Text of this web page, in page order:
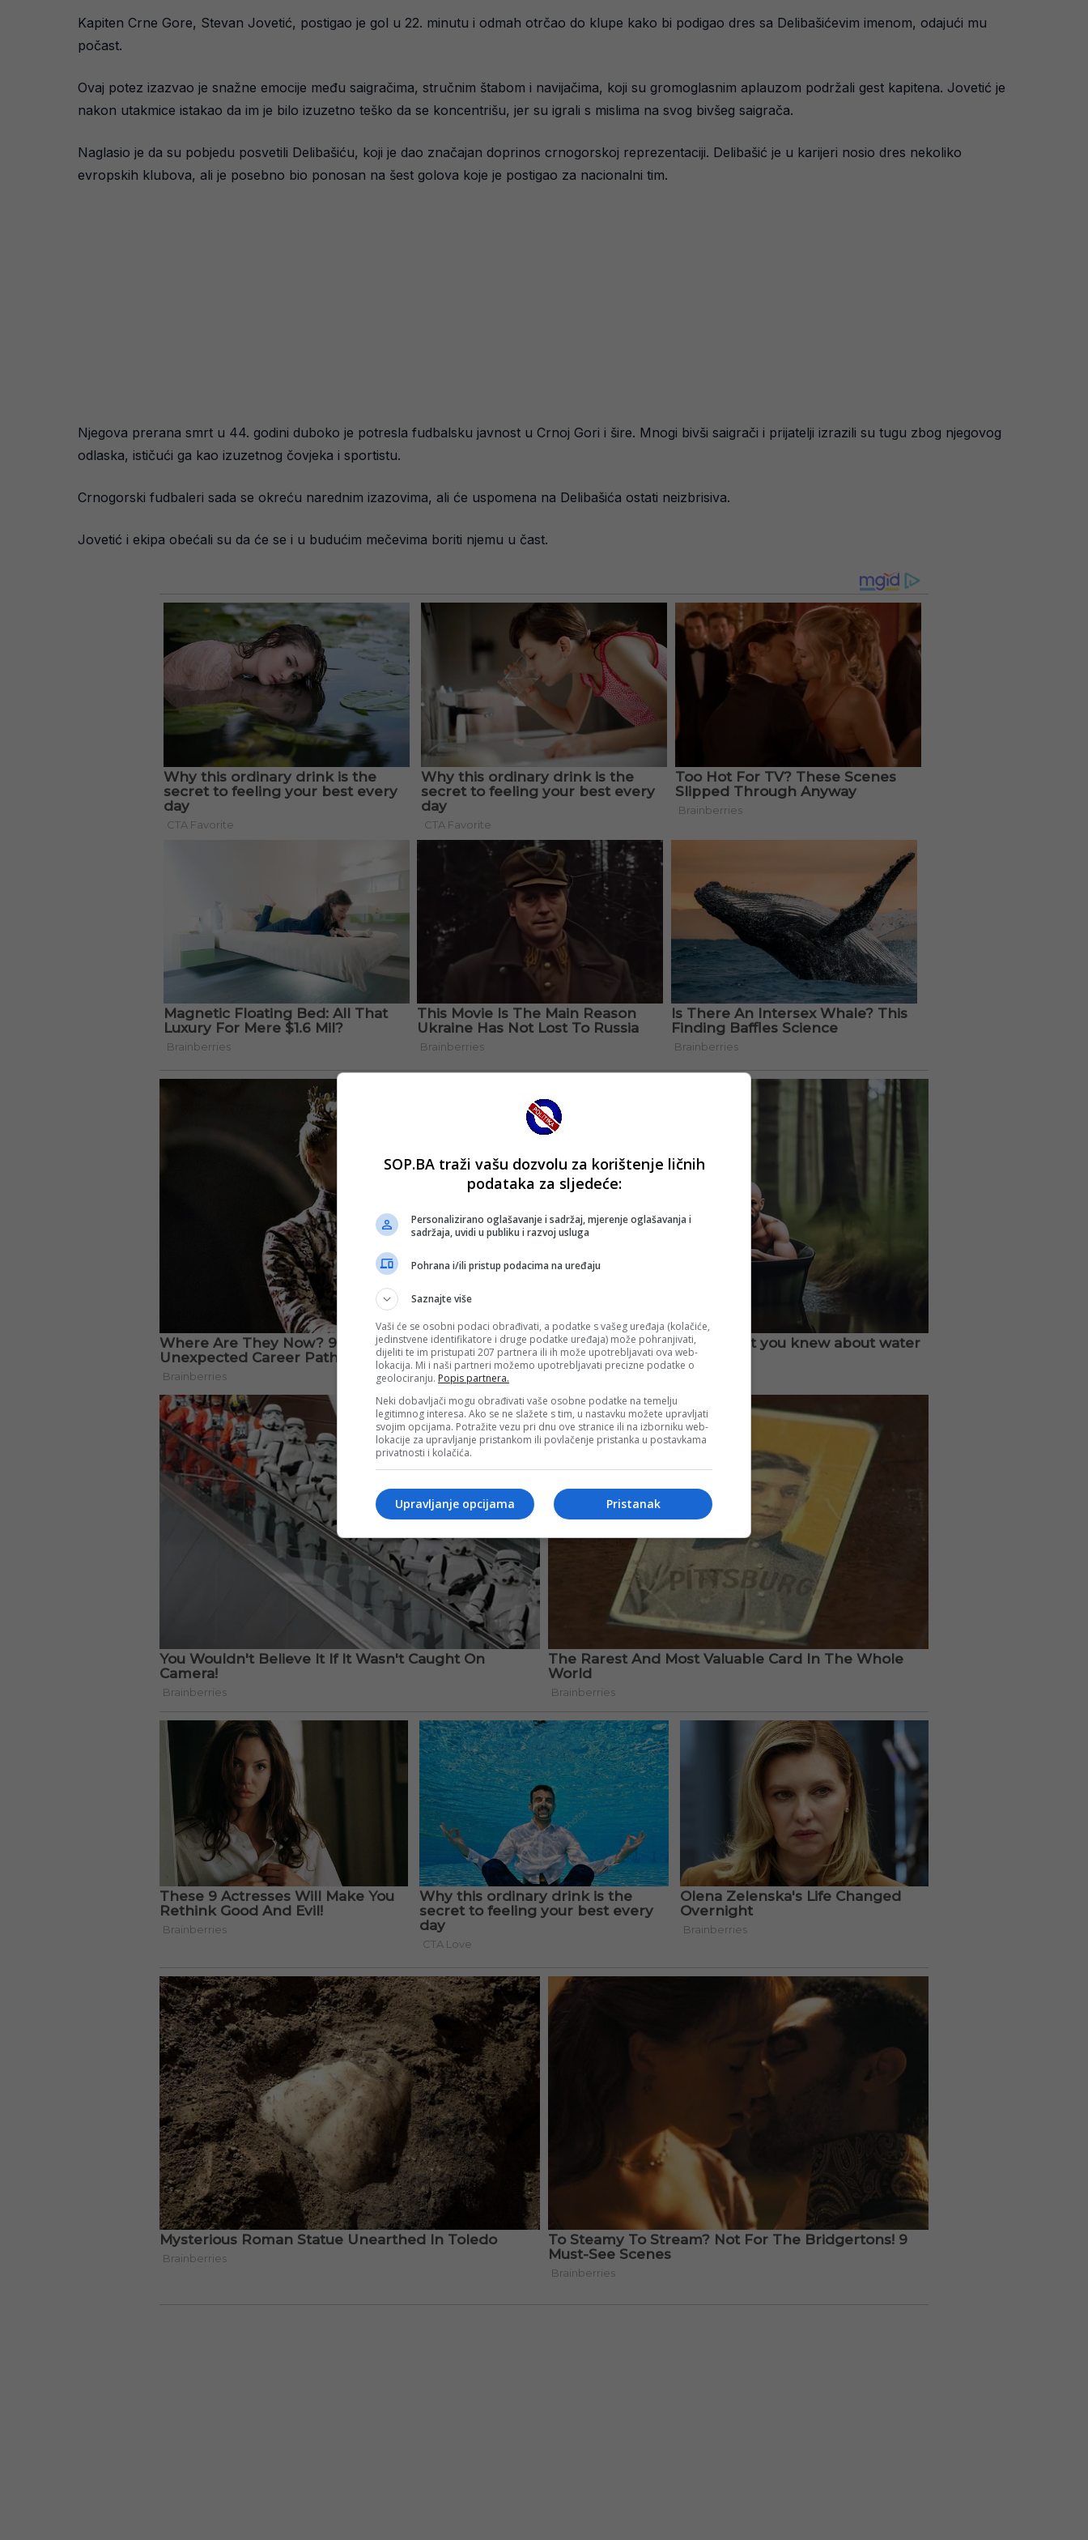
Kapiten Crne Gore, Stevan Jovetić, postigao je gol u 22. minutu i odmah otrčao do klupe kako bi podigao dres sa Delibašićevim imenom, odajući mu
počast.
Ovaj potez izazvao je snažne emocije među saigračima, stručnim štabom i navijačima, koji su gromoglasnim aplauzom podržali gest kapitena. Jovetić je
nakon utakmice istakao da im je bilo izuzetno teško da se koncentrišu, jer su igrali s mislima na svog bivšeg saigrača.
Naglasio je da su pobjedu posvetili Delibašiću, koji je dao značajan doprinos crnogorskoj reprezentaciji. Delibašić je u karijeri nosio dres nekoliko
evropskih klubova, ali je posebno bio ponosan na šest golova koje je postigao za nacionalni tim.
Njegova prerana smrt u 44. godini duboko je potresla fudbalsku javnost u Crnoj Gori i šire. Mnogi bivši saigrači i prijatelji izrazili su tugu zbog njegovog
odlaska, ističući ga kao izuzetnog čovjeka i sportistu.
Crnogorski fudbaleri sada se okreću narednim izazovima, ali će uspomena na Delibašića ostati neizbrisiva.
Jovetić i ekipa obećali su da će se i u budućim mečevima boriti njemu u čast.
SOP.BA traži vašu dozvolu za korištenje ličnih
podataka za sljedeće:
Personalizirano oglašavanje i sadržaj, mjerenje oglašavanja i
sadržaja, uvidi u publiku i razvoj usluga
Pohrana i/ili pristup podacima na uređaju
Saznajte više
Vaši će se osobni podaci obrađivati, a podatke s vašeg uređaja (kolačiće,
jedinstvene identifikatore i druge podatke uređaja) može pohranjivati,
dijeliti te im pristupati 207 partnera ili ih može upotrebljavati ova web-
lokacija. Mi i naši partneri možemo upotrebljavati precizne podatke o
geolociranju. Popis partnera.
Neki dobavljači mogu obrađivati vaše osobne podatke na temelju
legitimnog interesa. Ako se ne slažete s tim, u nastavku možete upravljati
svojim opcijama. Potražite vezu pri dnu ove stranice ili na izborniku web-
lokacije za upravljanje pristankom ili povlačenje pristanka u postavkama
privatnosti i kolačića.
Pristanak
Upravljanje opcijama